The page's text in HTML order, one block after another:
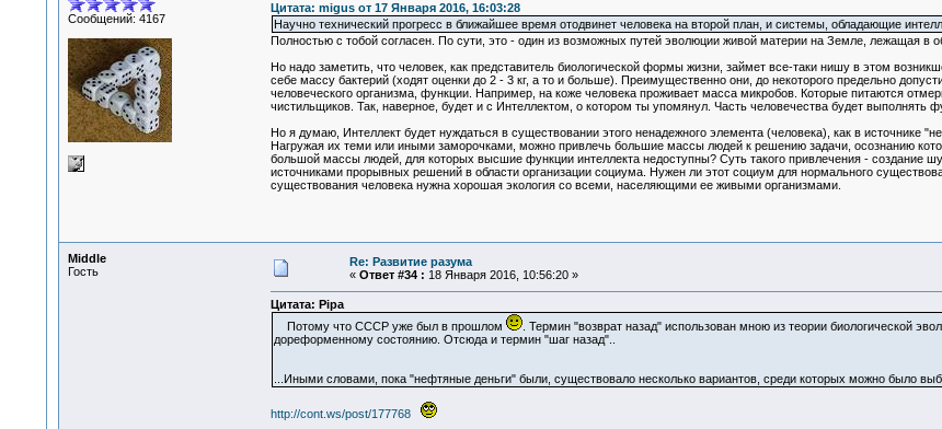
Сообщений: 4167
Цитата: migus от 17 Января 2016, 16:03:28
Научно технический прогресс в ближайшее время отодвинет человека на второй план, и системы, обладающие
Полностью с тобой согласен. По сути, это - один из возможных путей эволюции живой материи на Земле, лежащая в
Но надо заметить, что человек, как представитель биологической формы жизни, займет все-таки нишу в этом
себе массу бактерий (ходят оценки до 2 - 3 кг, а то и больше). Преимущественно они, до некоторого предельно
человеческого организма, функции. Например, на коже человека проживает масса микробов. Которые питаются
чистильщиков. Так, наверное, будет и с Интеллектом, о котором ты упомянул. Часть человечества будет выполнять
Но я думаю, Интеллект будет нуждаться в существовании этого ненадежного элемента (человека), как в источнике
Нагружая их теми или иными заморочками, можно привлечь большие массы людей к решению задачи, осознанию
большой массы людей, для которых высшие функции интеллекта недоступны? Суть такого привлечения - создание
источниками прорывных решений в области организации социума. Нужен ли этот социум для нормального
существования человека нужна хорошая экология со всеми, населяющими ее живыми организмами.
Middle
Гость
Re: Развитие разума
« Ответ #34 : 18 Января 2016, 10:56:20 »
Цитата: Pipa
Потому что СССР уже был в прошлом
. Термин "возврат назад" использован мною из теории биологической
дореформенному состоянию. Отсюда и термин "шаг назад"..
...Иными словами, пока "нефтяные деньги" были, существовало несколько вариантов, среди которых можно было
http://cont.ws/post/177768